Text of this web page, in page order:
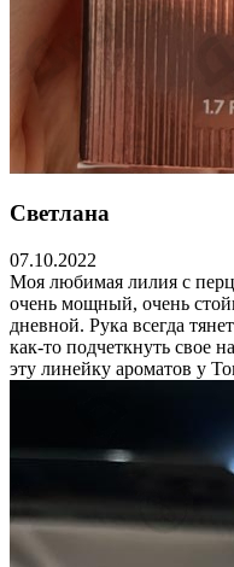
Светлана
07.10.2022
Моя любимая лилия с
очень мощный, очень
дневной. Рука всегда
как-то подчеткнуть свое
эту линейку ароматов у